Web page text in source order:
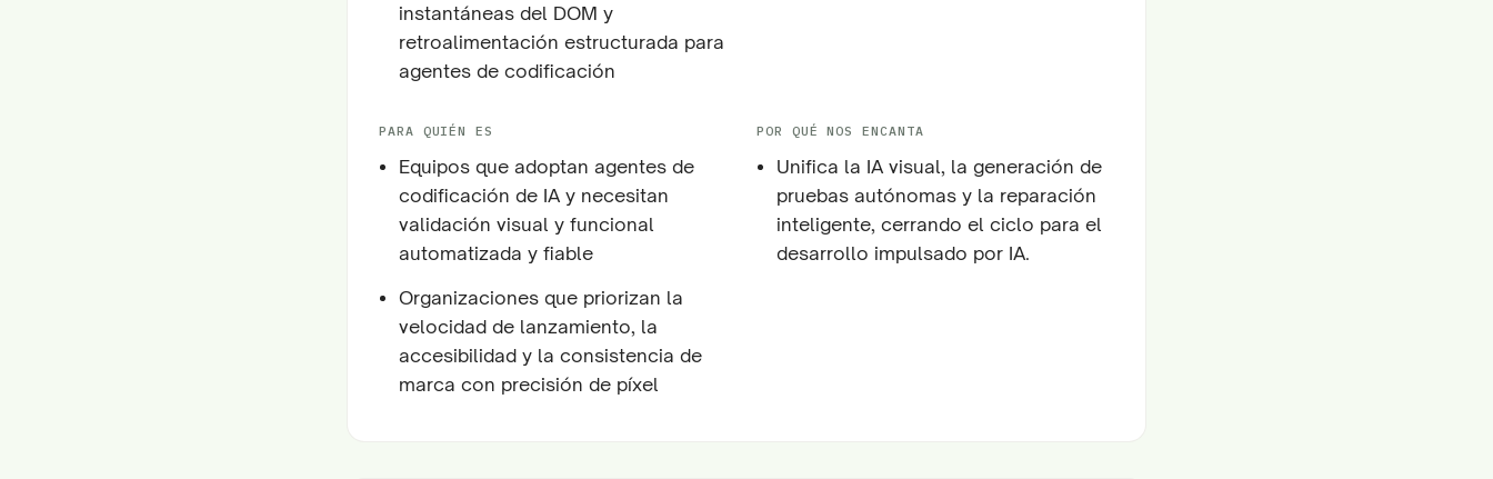
instantáneas del DOM y
retroalimentación estructurada para
agentes de codificación
PARA QUIÉN ES
Equipos que adoptan agentes de
codificación de IA y necesitan
validación visual y funcional
automatizada y fiable
Organizaciones que priorizan la
velocidad de lanzamiento, la
accesibilidad y la consistencia de
marca con precisión de píxel
POR QUÉ NOS ENCANTA
Unifica la IA visual, la generación de
pruebas autónomas y la reparación
inteligente, cerrando el ciclo para el
desarrollo impulsado por IA.